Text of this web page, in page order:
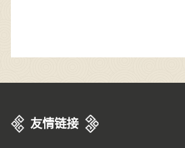
友情链接